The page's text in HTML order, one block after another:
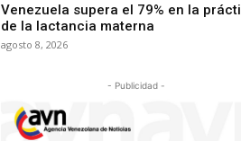
Venezuela supera el 79% en la
de la lactancia materna
agosto 8, 2026
- Publicidad -